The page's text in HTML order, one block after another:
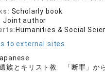
Scholarly book
Joint author
Humanities & Social
to external sites
族とキリスト教 「断罪」か